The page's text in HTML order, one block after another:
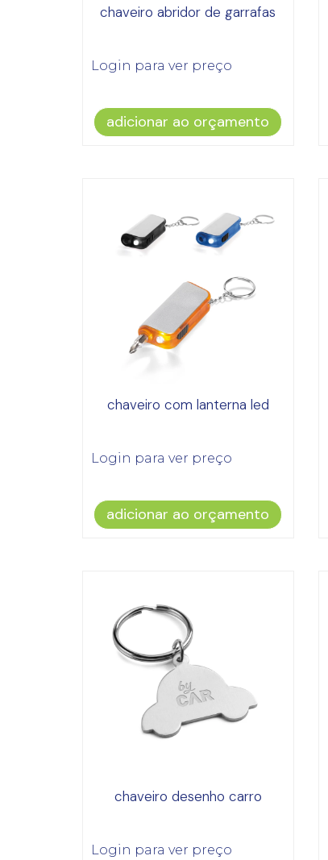
chaveiro abridor de garrafas
Login para ver preço
adicionar ao orçamento
chaveiro com lanterna led
Login para ver preço
adicionar ao orçamento
chaveiro desenho carro
Login para ver preço